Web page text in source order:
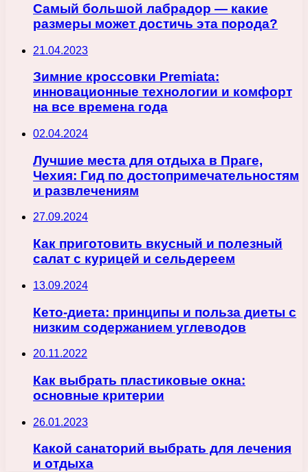
Самый большой лабрадор — какие
размеры может достичь эта порода?
21.04.2023
Зимние кроссовки Premiata:
инновационные технологии и комфорт
на все времена года
02.04.2024
Лучшие места для отдыха в Праге,
Чехия: Гид по достопримечательностям
и развлечениям
27.09.2024
Как приготовить вкусный и полезный
салат с курицей и сельдереем
13.09.2024
Кето-диета: принципы и польза диеты с
низким содержанием углеводов
20.11.2022
Как выбрать пластиковые окна:
основные критерии
26.01.2023
Какой санаторий выбрать для лечения
и отдыха